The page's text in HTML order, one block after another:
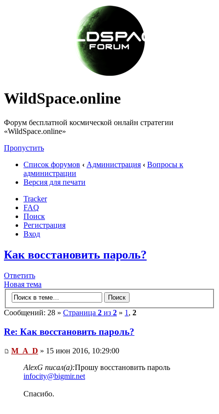
WildSpace.online
Форум бесплатной космической онлайн стратегии
«WildSpace.online»
Пропустить
Список форумов ‹ Администрация ‹ Вопросы к
администрации
Версия для печати
Tracker
FAQ
Поиск
Регистрация
Вход
Как восстановить пароль?
Ответить
Новая тема
Сообщений: 28 » Страница 2 из 2 » 1 , 2
Re: Как восстановить пароль?
M_A_D » 15 июн 2016, 10:29:00
AlexG писал(а):Прошу восстановить пароль
infocity@bigmir.net
Спасибо.